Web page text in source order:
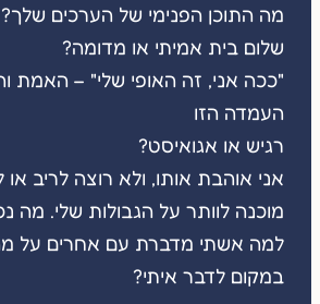
מה התוכן הפנימי של הערכים שלך?
שלום בית אמיתי או מדומה?
"ככה אני, זה האופי שלי" – האמת
העמדה הזו
רגיש או אגואיסט?
אני אוהבת אותו, ולא רוצה לריב
מוכנה לוותר על הגבולות שלי. מה
למה אשתי מדברת עם אחרים על מה
במקום לדבר איתי?